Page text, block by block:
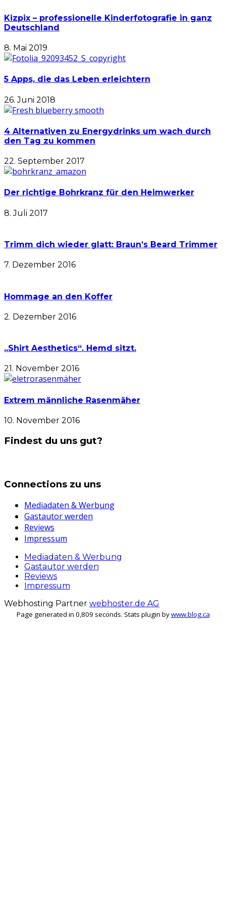
Kizpix – professionelle Kinderfotografie in ganz
Deutschland
8. Mai 2019
5 Apps, die das Leben erleichtern
26. Juni 2018
4 Alternativen zu Energydrinks um wach durch
den Tag zu kommen
22. September 2017
Der richtige Bohrkranz für den Heimwerker
8. Juli 2017
Trimm dich wieder glatt: Braun’s Beard Trimmer
7. Dezember 2016
Hommage an den Koffer
2. Dezember 2016
„Shirt Aesthetics“. Hemd sitzt.
21. November 2016
Extrem männliche Rasenmäher
10. November 2016
Findest du uns gut?
Connections zu uns
Mediadaten & Werbung
Gastautor werden
Reviews
Impressum
Mediadaten & Werbung
Gastautor werden
Reviews
Impressum
Webhosting Partner webhoster.de AG
Page generated in 0,809 seconds. Stats plugin bywww.blog.ca